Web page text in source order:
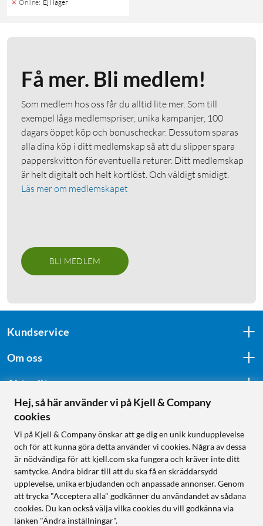
Online: Ej i lager
Få mer. Bli medlem!
Som medlem hos oss får du alltid lite mer. Som till
exempel låga medlemspriser, unika kampanjer, 100
dagars öppet köp och bonuscheckar. Dessutom sparas
alla dina köp i ditt medlemskap så att du slipper spara
papperskvitton för eventuella returer. Ditt medlemskap
är helt digitalt och helt kortlöst. Och väldigt smidigt.
Läs mer om medlemskapet
BLI MEDLEM
Kundservice
Om oss
Aktuellt
Följ oss
Handla från:
Sverige
Norge
Hej, så här använder vi på Kjell & Company
cookies
Vi på Kjell & Company önskar att ge dig en unik kundupplevelse
och för att kunna göra detta använder vi cookies. Några av dessa
är nödvändiga för att kjell.com ska fungera och kräver inte ditt
samtycke. Andra bidrar till att du ska få en skräddarsydd
upplevelse, unika erbjudanden och anpassade annonser. Genom
att trycka "Acceptera alla" godkänner du användandet av sådana
cookies. Du kan också välja vilka cookies du vill godkänna via
länken "Ändra inställningar".